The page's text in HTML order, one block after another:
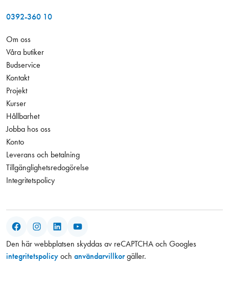
0392-360 10
Om oss
Våra butiker
Budservice
Kontakt
Projekt
Kurser
Hållbarhet
Jobba hos oss
Konto
Leverans och betalning
Tillgänglighetsredogörelse
Integritetspolicy
Facebook
Instagram
LinkedIn
Den här webbplatsen skyddas av reCAPTCHA och Googles
integritetspolicy och användarvillkorgäller.